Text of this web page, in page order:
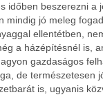
időben beszerezni a
mindig jó meleg
ellentétben,
a házépítésnél is,
gazdaságos
de
is, ugyanis